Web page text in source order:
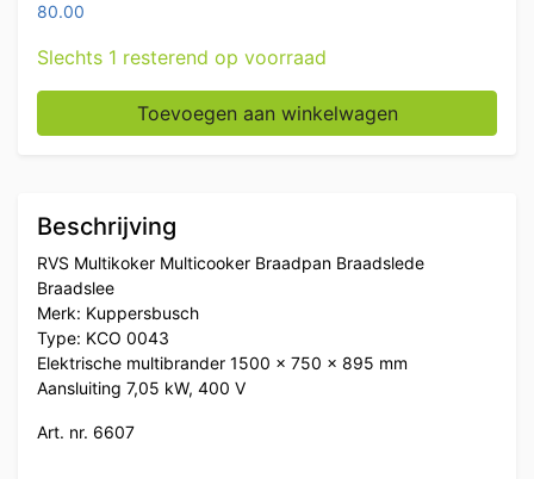
80.00
Slechts 1 resterend op voorraad
RVS Kuppersbusch Multikoker Multicooker Braadpan
Toevoegen aan winkelwagen
Beschrijving
RVS Multikoker Multicooker Braadpan Braadslede
Braadslee
Merk: Kuppersbusch
Type: KCO 0043
Elektrische multibrander 1500 x 750 x 895 mm
Aansluiting 7,05 kW, 400 V
Art. nr. 6607